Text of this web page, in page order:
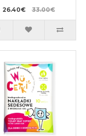
26.40€ 33.00€